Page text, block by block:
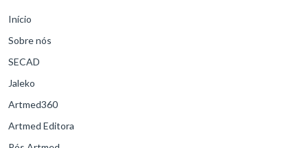
Início
Sobre nós
SECAD
Jaleko
Artmed360
Artmed Editora